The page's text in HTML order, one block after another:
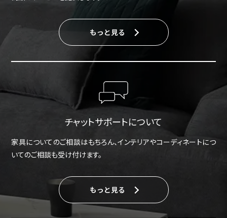
もっと見る
チャットサポートについて
家具についてのご相談はもちろん、インテリアやコーディネートにつ
いてのご相談も受け付けます。
もっと見る